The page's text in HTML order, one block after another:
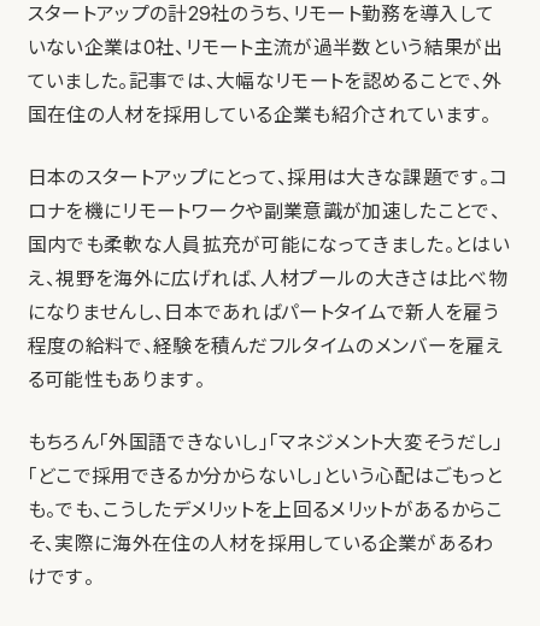
スタートアップの計29社のうち、リモート勤務を導入して
いない企業は0社、リモート主流が過半数という結果が出
ていました。記事では、大幅なリモートを認めることで、外
国在住の人材を採用している企業も紹介されています。
日本のスタートアップにとって、採用は大きな課題です。コ
ロナを機にリモートワークや副業意識が加速したことで、
国内でも柔軟な人員拡充が可能になってきました。とはい
え、視野を海外に広げれば、人材プールの大きさは比べ物
になりませんし、日本であればパートタイムで新人を雇う
程度の給料で、経験を積んだフルタイムのメンバーを雇え
る可能性もあります。
もちろん「外国語できないし」「マネジメント大変そうだし」
「どこで採用できるか分からないし」という心配はごもっと
も。でも、こうしたデメリットを上回るメリットがあるからこ
そ、実際に海外在住の人材を採用している企業があるわ
けです。